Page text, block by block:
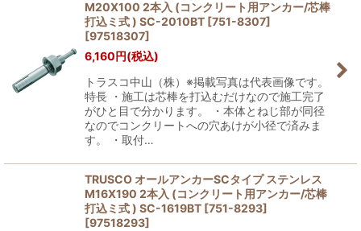
M20X100 2本入 (コンクリート用アンカー/芯棒
打込ミ式 ) SC-2010BT [751-8307]
[97518307]
6,160円(税込)
トラスコ中山（株）※掲載写真は代表画像です。
特長 ・施工は芯棒を打込むだけなので施工完了
がひと目で分かります。 ・本体とねじ部が同径
なのでコンクリートへの穴あけが小径で済みま
す。 ・取付…
TRUSCO オールアンカーSCタイプ ステンレス
M16X190 2本入 (コンクリート用アンカー/芯棒
打込ミ式 ) SC-1619BT [751-8293]
[97518293]